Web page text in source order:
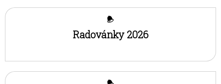
Radovánky 2026